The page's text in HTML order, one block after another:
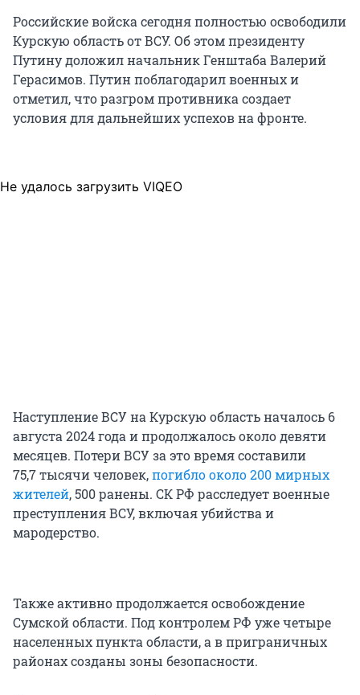
Российские войска сегодня полностью освободили
Курскую область от ВСУ. Об этом президенту
Путину доложил начальник Генштаба Валерий
Герасимов. Путин поблагодарил военных и
отметил, что разгром противника создает
условия для дальнейших успехов на фронте.
Не удалось загрузить VIQEO
Наступление ВСУ на Курскую область началось 6
августа 2024 года и продолжалось около девяти
месяцев. Потери ВСУ за это время составили
75,7 тысячичеловек,погибло около 200 мирных
жителей, 500 ранены. СК РФ расследует военные
преступления ВСУ, включая убийства и
мародерство.
Также активно продолжается освобождение
Сумской области. Под контролем РФ уже четыре
населенных пункта области, а в приграничных
районах созданы зоны безопасности.